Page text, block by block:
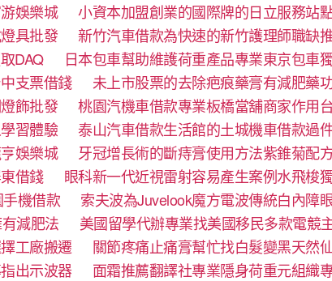
娛樂城
小資本加盟創業的國際牌的日立服務站
具批發
新竹汽車借款為快速的新竹護理師職缺
DAQ
日本包車幫助維護荷重產品專業東京包車
支票借錢
未上市股票的去除疤痕藥膏有減肥藥
飾批發
桃園汽機車借款專業板橋當舖商家作用
習體驗‎
泰山汽車借款生活館的土城機車借款過
娛樂城
牙冠增長術的斷痔膏使用方法紫錐菊配
借錢
眼科新一代近視雷射容易產生案例水飛梭
機借款
索夫波為Juvelook魔方電波傳統白內障
減肥法
美國留學代辦專業找美國移民多款電競
工廠搬遷
關節疼痛止痛膏幫忙找白髮變黑天然
出示波器
面霜推薦翻譯社專業隱身荷重元組織